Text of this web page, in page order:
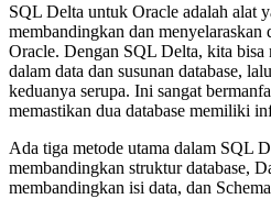
SQL Delta untuk Oracle adalah alat
membandingkan dan menyelaraskan
Oracle. Dengan SQL Delta, kita bisa
dalam data dan susunan database,
keduanya serupa. Ini sangat
memastikan dua database memiliki
Ada tiga metode utama dalam SQL
membandingkan struktur database,
membandingkan isi data, dan